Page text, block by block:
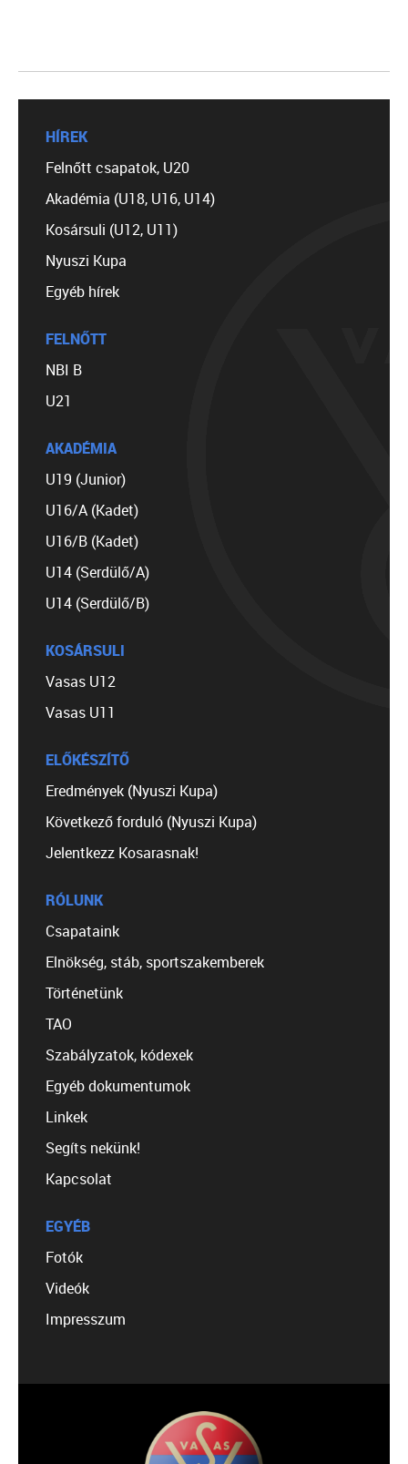
HÍREK
Felnőtt csapatok, U20
Akadémia (U18, U16, U14)
Kosársuli (U12, U11)
Nyuszi Kupa
Egyéb hírek
FELNŐTT
NBI B
U21
AKADÉMIA
U19 (Junior)
U16/A (Kadet)
U16/B (Kadet)
U14 (Serdülő/A)
U14 (Serdülő/B)
KOSÁRSULI
Vasas U12
Vasas U11
ELŐKÉSZÍTŐ
Eredmények (Nyuszi Kupa)
Következő forduló (Nyuszi Kupa)
Jelentkezz Kosarasnak!
RÓLUNK
Csapataink
Elnökség, stáb, sportszakemberek
Történetünk
TAO
Szabályzatok, kódexek
Egyéb dokumentumok
Linkek
Segíts nekünk!
Kapcsolat
EGYÉB
Fotók
Videók
Impresszum